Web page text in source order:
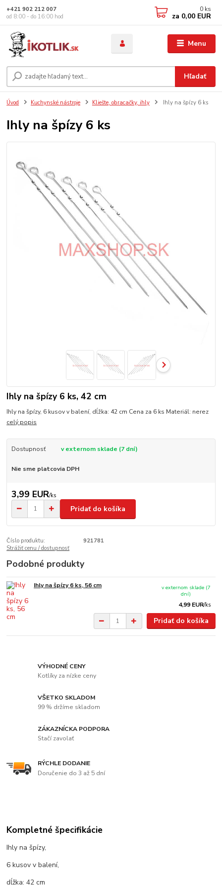
Menu
Hľadať
+421 902 212 007
od 8:00 - do 16:00 hod
0 ks
za 0,00 EUR
Úvod Kuchynské nástroje Kliešte, obracačky, ihly Ihly na špízy 6 ks
Ihly na špízy 6 ks
Ihly na špízy 6 ks, 42 cm
Ihly na špízy, 6 kusov v balení, dĺžka: 42 cm Cena za 6 ks Materiál: nerez
celý popis
Dostupnosť v externom sklade (7 dní)
Nie sme platcovia DPH
3,99 EUR/ks
Pridať do košíka
Číslo produktu:
921781
Strážiť cenu / dostupnosť
Podobné produkty
Ihly na špízy 6 ks, 56 cm
4,99 EUR/ks
v externom sklade (7
dní)
Pridať do košíka
VÝHODNÉ CENY
Kotlíky za nízke ceny
VŠETKO SKLADOM
99 % držíme skladom
ZÁKAZNÍCKA PODPORA
Stačí zavolať
RÝCHLE DODANIE
Doručenie do 3 až 5 dní
Kompletné špecifikácie
Ihly na špízy,
6 kusov v balení,
dĺžka: 42 cm